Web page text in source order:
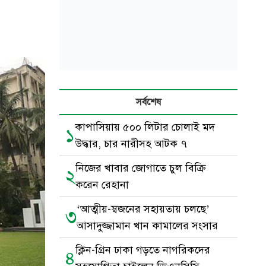
সর্বশেষ
১কাপাসিয়ায় ৫০০ লিটার চোলাই মদ
উদ্ধার, চার নারীসহ আটক ৭
২নিজের খাবার জোগাতে চুল বিক্রি
করেন রেহানা
৩‘আত্মীয়-স্বজনের সহায়তায় চলছে’
আসাদুজ্জামান খান কামালের সংসার
৪ক্লিন-গ্রিন ঢাকা গড়তে নাগরিকদের